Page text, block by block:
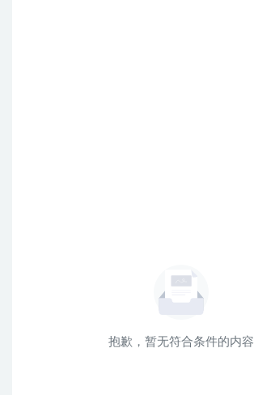
抱歉，暂无符合条件的内容